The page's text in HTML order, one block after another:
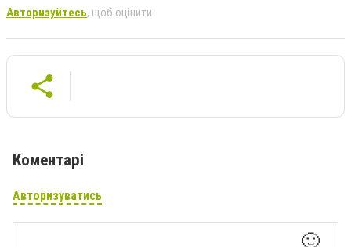
Авторизуйтесь, щоб оцінити
Коментарі
Авторизуватись
🙂